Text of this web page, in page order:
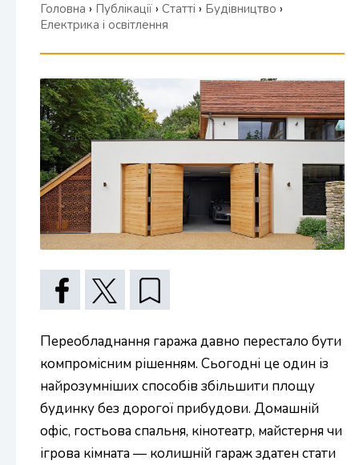
Головна › Публікації › Статті › Будівництво ›
Електрика і освітлення
Переобладнання гаража давно перестало бути
компромісним рішенням. Сьогодні це один із
найрозумніших способів збільшити площу
будинку без дорогої прибудови. Домашній
офіс, гостьова спальня, кінотеатр, майстерня чи
ігрова кімната — колишній гараж здатен стати